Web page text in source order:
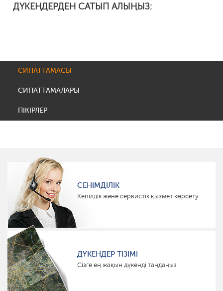
ДҮКЕНДЕРДЕН САТЫП АЛЫҢЫЗ:
СИПАТТАМАСЫ
СИПАТТАМАЛАРЫ
ПІКІРЛЕР
СЕНІМДІЛІК
Кепілдік және сервистік қызмет көрсету
ДҮКЕНДЕР ТІЗІМІ
Сізге ең жақын дүкенді таңдаңыз